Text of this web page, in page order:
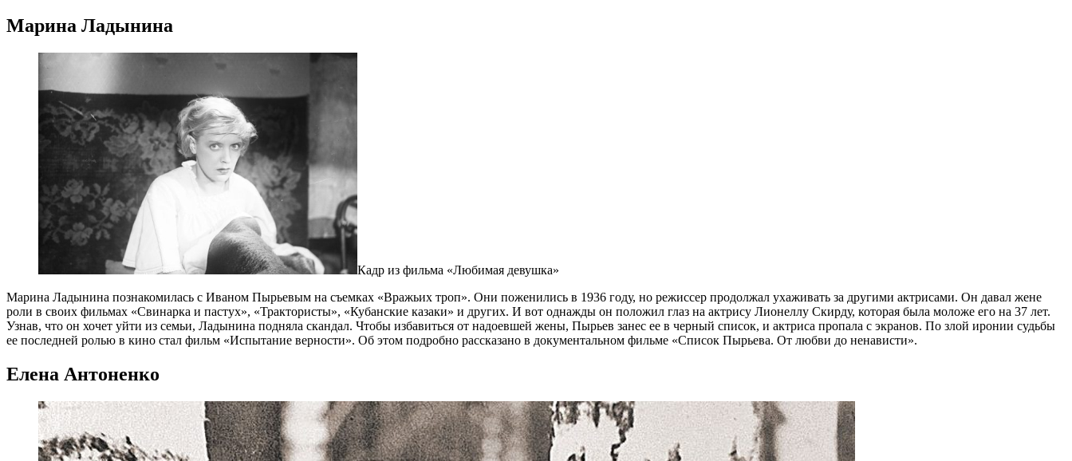
Марина Ладынина
Кадр из фильма «Любимая девушка»
Марина Ладынина познакомилась с Иваном Пырьевым на съемках «Вражьих троп». Они поженились в 1936 году, но режиссер продолжал ухаживать за другими актрисами. Он давал жене
роли в своих фильмах «Свинарка и пастух», «Трактористы», «Кубанские казаки» и других. И вот однажды он положил глаз на актрису Лионеллу Скирду, которая была моложе его на 37 лет.
Узнав, что он хочет уйти из семьи, Ладынина подняла скандал. Чтобы избавиться от надоевшей жены, Пырьев занес ее в черный список, и актриса пропала с экранов. По злой иронии судьбы
ее последней ролью в кино стал фильм «Испытание верности». Об этом подробно рассказано в документальном фильме «Список Пырьева. От любви до ненависти».
Елена Антоненко